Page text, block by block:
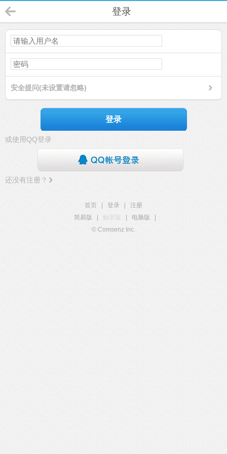
登录
安全提问(未设置请忽略)
登录
或使用QQ登录
还没有注册？
首页 登录
注册
简易版
触屏版 电脑版
© Comsenz Inc.